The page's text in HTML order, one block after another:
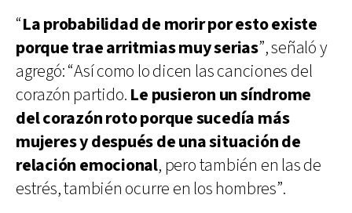
“La probabilidad de morir por esto existe
porque trae arritmias muy serias”, señaló y
agregó: “Así como lo dicen las canciones del
corazón partido. Le pusieron un síndrome
del corazón roto porque sucedía más
mujeres y después de una situación de
relación emocional, pero también en las de
estrés, también ocurre en los hombres”.